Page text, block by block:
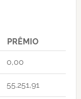
PRÊMIO
0,00
55.251,91